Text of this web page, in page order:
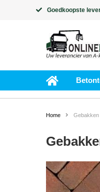
Goedkoopste
Home Gebakken